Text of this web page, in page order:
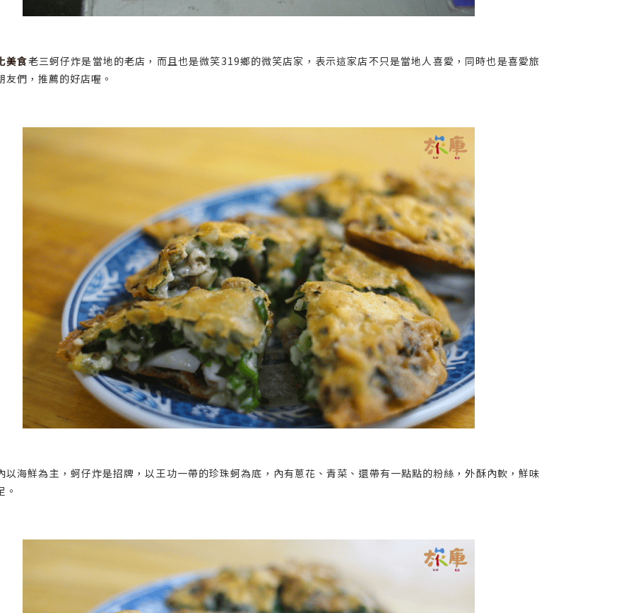
美食老三蚵仔炸是當地的老店，而且也是微笑319鄉的微笑店家，表示這家店不只是當地人喜愛，同時也是喜愛旅
友們，推薦的好店喔。
以海鮮為主，蚵仔炸是招牌，以王功一帶的珍珠蚵為底，內有蔥花、青菜、還帶有一點點的粉絲，外酥內軟，鮮味
。